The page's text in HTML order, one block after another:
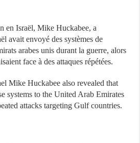
en Israël, Mike Huckabee, a
avait envoyé des systèmes de
arabes unis durant la guerre, alors
face à des attaques répétées.
Mike Huckabee also revealed that
systems to the United Arab Emirates
attacks targeting Gulf countries.